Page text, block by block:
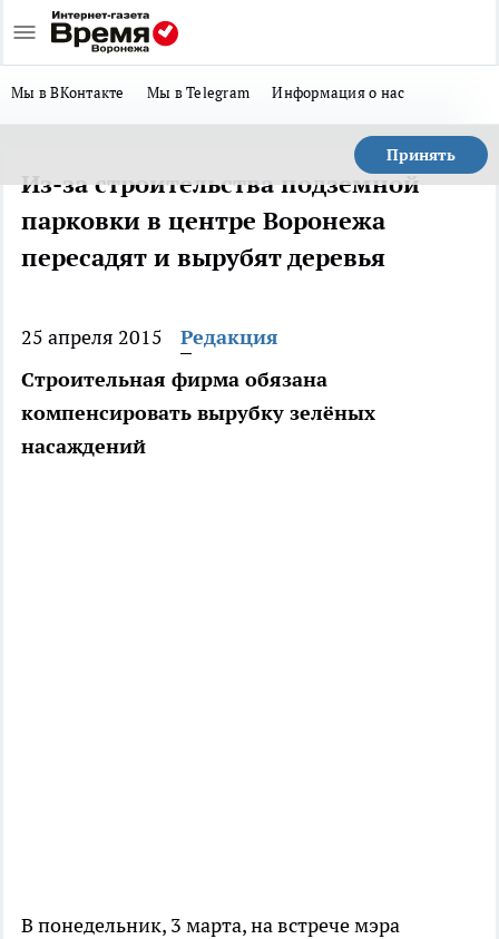
Мы в ВКонтакте Мы в Telegram Информация о нас
Принять
Из-за строительства подземной
парковки в центре Воронежа
пересадят и вырубят деревья
25 апреля 2015
Редакция
Строительная фирма обязана
компенсировать вырубку зелёных
насаждений
В понедельник, 3 марта, на встрече мэра